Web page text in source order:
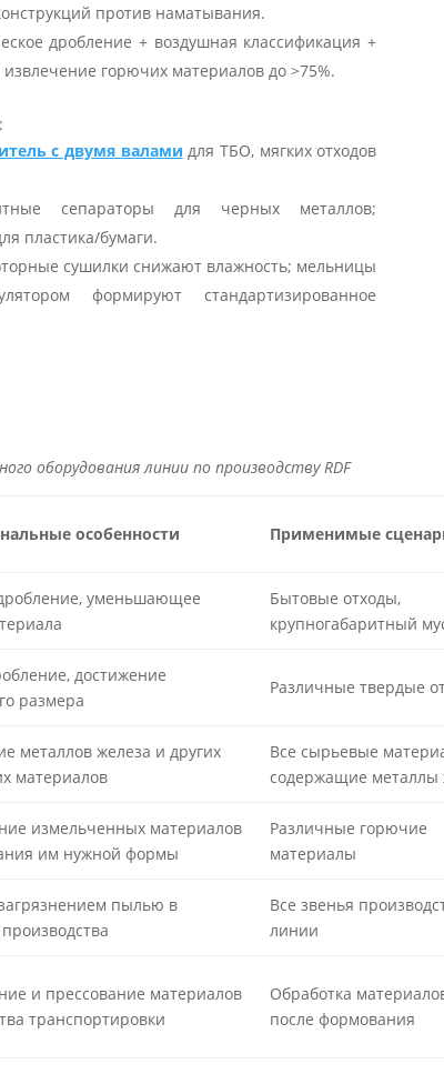
против наматывания.
дробление + воздушная классификация +
горючих материалов до >75%.
:
с двумя валами для ТБО, мягких отходов
сепараторы для черных металлов;
пластика/бумаги.
сушилки снижают влажность; мельницы
формируют стандартизированное
оборудования линии по производству RDF
особенности Применимые
уменьшающее
Бытовые отходы,
крупногабаритный
достижение
размера
Различные твердые
металлов железа и других
материалов
Все сырьевые
содержащие металлы
измельченных материалов
им нужной формы
Различные горючие
материалы
пылью в
Все звенья
линии
и прессование материалов
транспортировки
Обработка
после формования